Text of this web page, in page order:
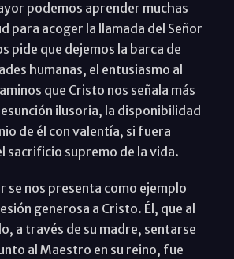
podemos aprender muchas
para acoger la llamada del Señor
pide que dejemos la barca de
humanas, el entusiasmo al
que Cristo nos señala más
ilusoria, la disponibilidad
de él con valentía, si fuera
sacrificio supremo de la vida.
se nos presenta como ejemplo
generosa a Cristo. Él, que al
a través de su madre, sentarse
al Maestro en su reino, fue